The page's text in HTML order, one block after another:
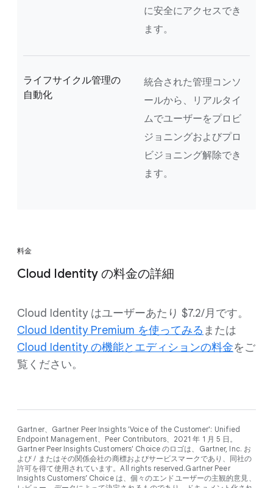
に安全にアクセスでき
ます。
ライフサイクル管理の
自動化
統合された管理コンソ
ールから、リアルタイ
ムでユーザーをプロビ
ジョニングおよびプロ
ビジョニング解除でき
ます。
料金
Cloud Identity の料金の詳細
Cloud Identity はユーザーあたり $7.2/月です。
Cloud Identity Premium を使ってみる または
Cloud Identity の機能とエディションの料金をご
覧ください。
Gartner、Gartner Peer Insights 'Voice of the Customer': Unified
Endpoint Management、Peer Contributors、2021 年 1 月 5 日。
Gartner Peer Insights Customers' Choice のロゴは、Gartner, Inc. お
よび / またはその関係会社の商標およびサービスマークであり、同社の
許可を得て使用されています。All rights reserved.Gartner Peer
Insights Customers’ Choice は、個々のエンドユーザーの主観的意見、